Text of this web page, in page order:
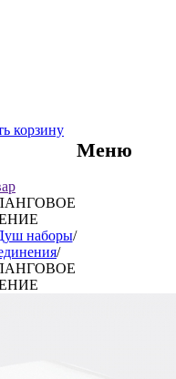
корзину
Меню
наборы/
/